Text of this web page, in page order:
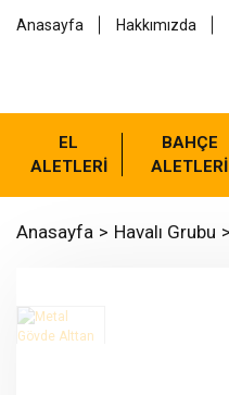
Anasayfa Hakkımızda
EL
ALETLERİ
BAHÇE
ALETLERİ
Anasayfa Havalı Grubu